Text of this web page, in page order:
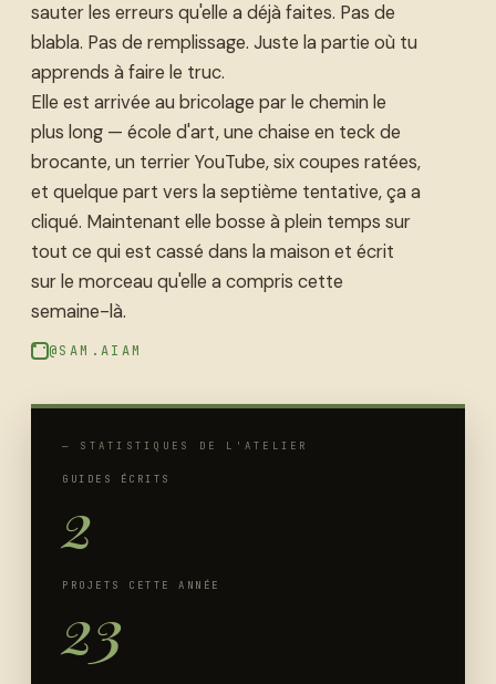
sauter les erreurs qu'elle a déjà faites. Pas de
blabla. Pas de remplissage. Juste la partie où tu
apprends à faire le truc.
Elle est arrivée au bricolage par le chemin le
plus long — école d'art, une chaise en teck de
brocante, un terrier YouTube, six coupes ratées,
et quelque part vers la septième tentative, ça a
cliqué. Maintenant elle bosse à plein temps sur
tout ce qui est cassé dans la maison et écrit
sur le morceau qu'elle a compris cette
semaine-là.
@SAM.AIAM
— STATISTIQUES DE L'ATELIER
GUIDES ÉCRITS
2
PROJETS CETTE ANNÉE
23